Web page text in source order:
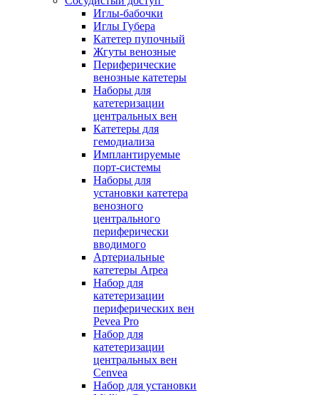
Иглы-бабочки
Иглы Губера
Катетер пупочный
Жгуты венозные
Периферические
венозные катетеры
Наборы для
катетеризации
центральных вен
Катетеры для
гемодиализа
Имплантируемые
порт‑системы
Наборы для
установки катетера
венозного
центрального
периферически
вводимого
Артериальные
катетеры Arpea
Набор для
катетеризации
периферических вен
Pevea Pro
Набор для
катетеризации
центральных вен
Cenvea
Набор для установки